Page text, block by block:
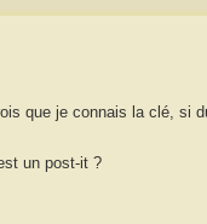
que je connais la clé, si
un post-it ?